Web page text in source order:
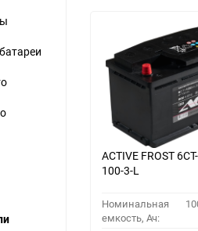
30
60
90
ACTIVE FROST
100-3-L
Номинальная
емкость, Ач: